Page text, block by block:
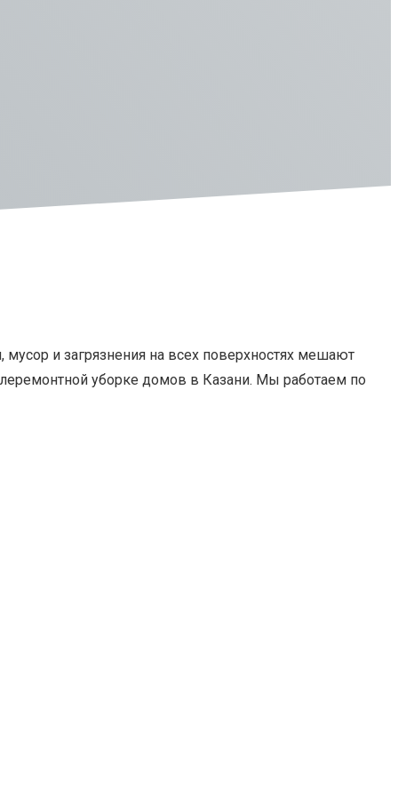
и загрязнения на всех поверхностях мешают
уборке домов в Казани. Мы работаем по